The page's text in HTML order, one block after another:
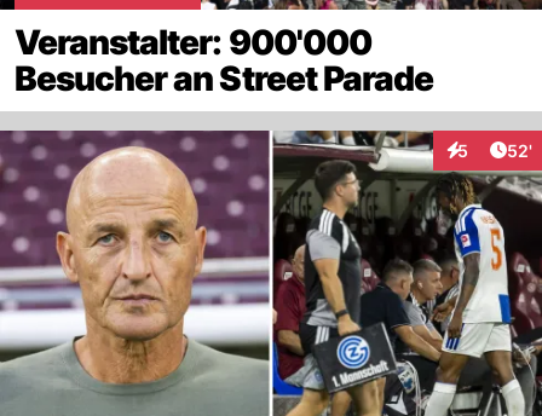
Veranstalter: 900'000
Besucher an Street Parade
5 52'